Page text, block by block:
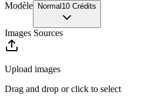
Modèle
Normal 10 Crédits
Images Sources
Upload images
Drag and drop or click to select